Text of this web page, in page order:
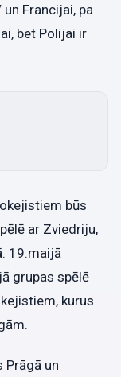
Francijai, pa
bet Polijai ir
būs
ar Zviedriju,
19.maijā
grupas spēlē
kurus
Prāgā un